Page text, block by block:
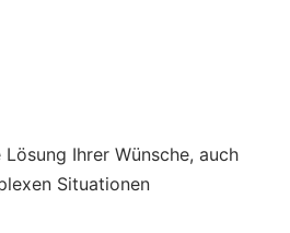
Ihrer Wünsche, auch
Situationen